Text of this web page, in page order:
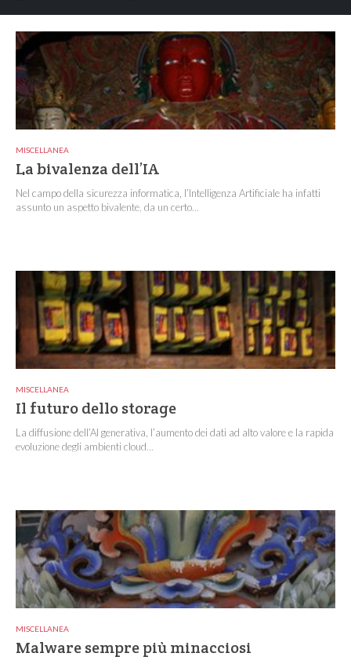
MISCELLANEA
La bivalenza dell’IA
Nel campo della sicurezza informatica, l’Intelligenza Artificiale ha infatti
assunto un aspetto bivalente, da un certo...
MISCELLANEA
Il futuro dello storage
La diffusione dell’AI generativa, l’aumento dei dati ad alto valore e la rapida
evoluzione degli ambienti cloud...
MISCELLANEA
Malware sempre più minacciosi